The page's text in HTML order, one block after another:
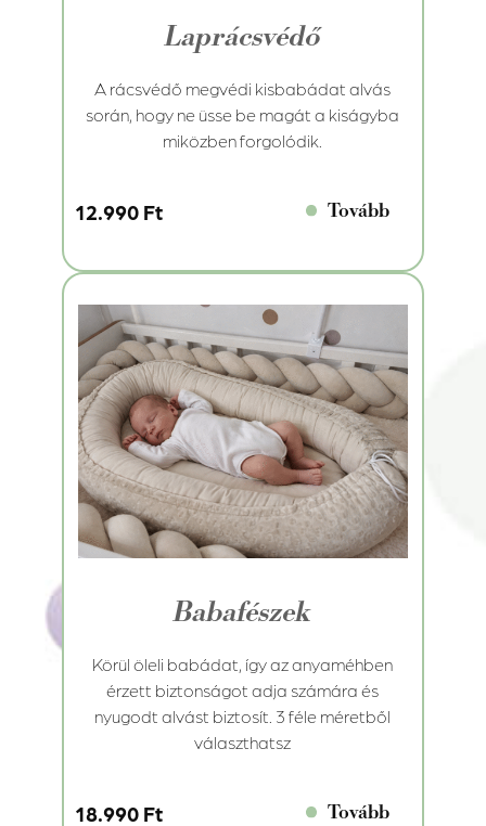
Laprácsvédő
A rácsvédő megvédi kisbabádat alvás
során, hogy ne üsse be magát a kiságyba
miközben forgolódik.
12.990 Ft Tovább
Babafészek
Körül öleli babádat, így az anyaméhben
érzett biztonságot adja számára és
nyugodt alvást biztosít. 3 féle méretből
választhatsz
18.990 Ft Tovább